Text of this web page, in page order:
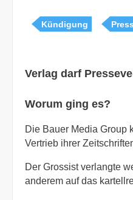
Kündigung
Verlag darf
Worum ging es?
Die Bauer Media Group
Vertrieb ihrer
Der Grossist verlangte
anderem auf das